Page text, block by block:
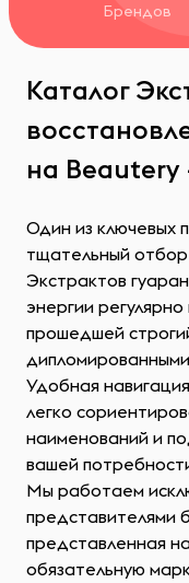
Брендов
Каталог
на Beautery
Один из ключевых
тщательный
Экстрактов
энергии
прошедшей
Удобная
легко
наименований и
вашей
Мы работаем
представителями
представленная
обязательную